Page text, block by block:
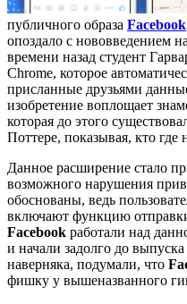
публичного образа Facebook
опоздало с нововведением
времени назад студент
Chrome, которое
присланные друзьями
изобретение воплощает
которая до этого
Поттере, показывая, кто
Данное расширение стало
возможного нарушения
обоснованы, ведь
включают функцию
Facebook работали над
и начали задолго до
наверняка, подумали, что
фишку у вышеназванного